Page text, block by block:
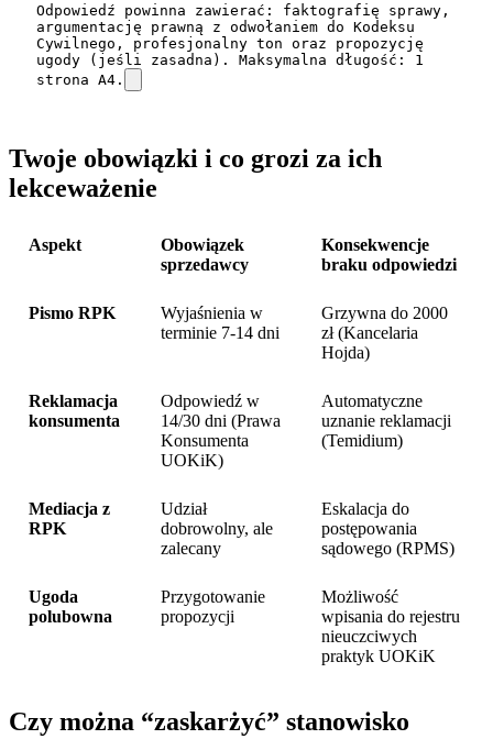
Odpowiedź powinna zawierać: faktografię sprawy,
argumentację prawną z odwołaniem do Kodeksu
Cywilnego, profesjonalny ton oraz propozycję
ugody (jeśli zasadna). Maksymalna długość: 1
strona A4.
Twoje obowiązki i co grozi za ich
lekceważenie
Aspekt
Obowiązek
sprzedawcy
Konsekwencje
braku odpowiedzi
Pismo RPK
Wyjaśnienia w
terminie 7-14 dni
Grzywna do 2000
zł (Kancelaria
Hojda)
Reklamacja
konsumenta
Odpowiedź w
14/30 dni (Prawa
Konsumenta
UOKiK)
Automatyczne
uznanie reklamacji
(Temidium)
Mediacja z
RPK
Udział
dobrowolny, ale
zalecany
Eskalacja do
postępowania
sądowego (RPMS)
Ugoda
polubowna
Przygotowanie
propozycji
Możliwość
wpisania do rejestru
nieuczciwych
praktyk UOKiK
Czy można “zaskarżyć” stanowisko